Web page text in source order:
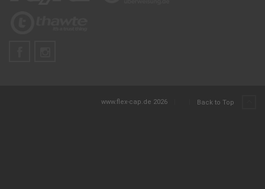
www.flex-cap.de 2026 Back to Top